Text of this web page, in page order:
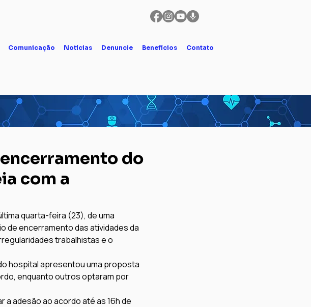
Comunicação Notícias Denuncie Benefícios Contato
do
com a
quarta-feira (23), de uma
de encerramento das atividades da
trabalhistas e o
hospital apresentou uma proposta
enquanto outros optaram por
adesão ao acordo até as 16h de